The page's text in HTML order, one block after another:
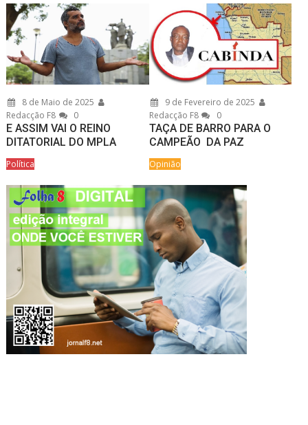
8 de Maio de 2025
Redacção F8
0
E ASSIM VAI O REINO
DITATORIAL DO MPLA
Política
9 de Fevereiro de 2025
Redacção F8
0
TAÇA DE BARRO PARA O
CAMPEÃO DA PAZ
Opinião